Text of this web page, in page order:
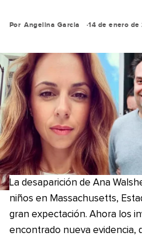
Por Angelina Garcia 14 de enero de
La desaparición de Ana
niños en Massachusetts,
gran expectación. Ahora los
encontrado nueva evidencia,